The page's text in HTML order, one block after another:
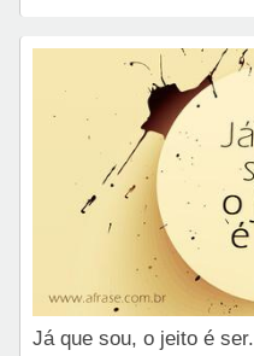
Já que sou, o jeito é ser.